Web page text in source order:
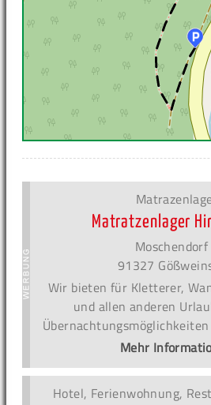
Matratzenlager
91327
Wir bieten für Kletterer,
und allen anderen
Mehr
Hotel, Ferienwohnung,